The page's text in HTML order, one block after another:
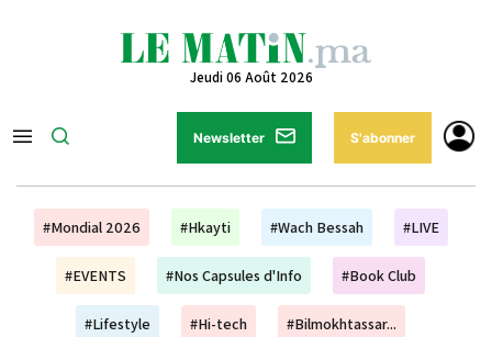
Jeudi 06 Août 2026
Newsletter S'abonner
#Mondial 2026 #Hkayti #Wach Bessah #LIVE
#EVENTS #Nos Capsules d'Info #Book Club
#Lifestyle #Hi-tech #Bilmokhtassar...